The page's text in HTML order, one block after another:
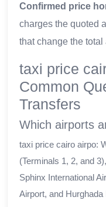
Confirmed price
charges the quoted
that change the total
taxi price
Common
Transfers
Which airports
taxi price cairo airpo:
(Terminals 1, 2, and
Sphinx International
Airport, and Hurghada